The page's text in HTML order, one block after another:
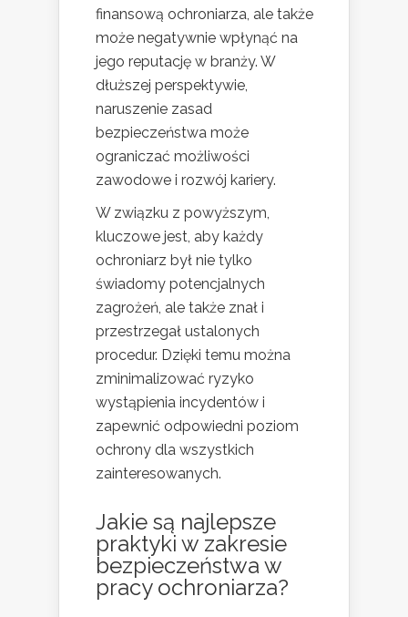
finansową ochroniarza, ale także
może negatywnie wpłynąć na
jego reputację w branży. W
dłuższej perspektywie,
naruszenie zasad
bezpieczeństwa może
ograniczać możliwości
zawodowe i rozwój kariery.
W związku z powyższym,
kluczowe jest, aby każdy
ochroniarz był nie tylko
świadomy potencjalnych
zagrożeń, ale także znał i
przestrzegał ustalonych
procedur. Dzięki temu można
zminimalizować ryzyko
wystąpienia incydentów i
zapewnić odpowiedni poziom
ochrony dla wszystkich
zainteresowanych.
Jakie są najlepsze
praktyki w zakresie
bezpieczeństwa w
pracy ochroniarza?